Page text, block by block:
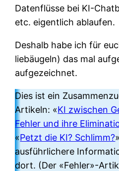
Datenflüsse bei KI-
etc. eigentlich ablaufen.
Deshalb habe ich für
liebäugeln) das mal
aufgezeichnet.
Dies ist ein
Artikeln: «KI zwischen
Fehler und ihre
«Petzt die KI? Schlimm?
ausführlichere
dort. (Der «Fehler»-